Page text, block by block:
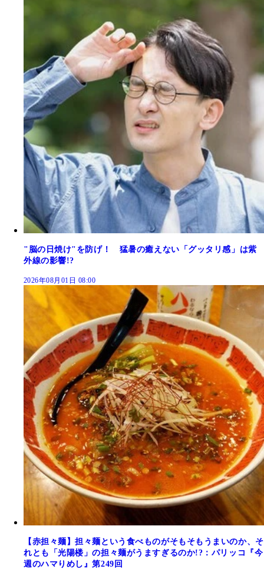
"脳の日焼け"を防げ！ 猛暑の癒えない「グッタリ感」は紫
外線の影響!?
2026年08月01日 08:00
【赤担々麺】担々麺という食べものがそもそもうまいのか、そ
れとも「光陽楼」の担々麺がうますぎるのか!?：パリッコ『今
週のハマりめし』第249回